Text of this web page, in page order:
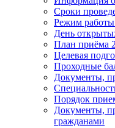
Сроки
Режим
День
План приёма
Целевая
Проходные
Документы,
Порядок
Документы,
гражданами